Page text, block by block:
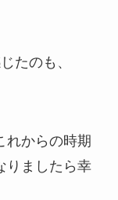
たのも 、
れからの時期
りましたら幸